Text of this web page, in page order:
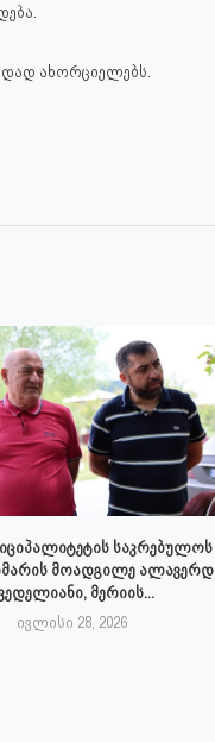
ახორციელებს.
საკრებულოს
მოადგილე ალავერდ
მერიის...
ივლისი 28, 2026